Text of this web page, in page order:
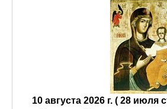
10 августа 2026 г. ( 28 июля